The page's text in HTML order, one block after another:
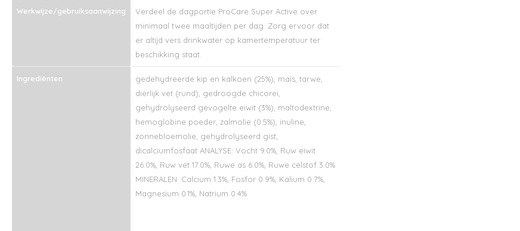
Werkwijze/gebruiksaanwijzing
Verdeel de dagportie ProCare Super Active over
minimaal twee maaltijden per dag. Zorg ervoor dat
er altijd vers drinkwater op kamertemperatuur ter
beschikking staat.
Ingrediënten
gedehydreerde kip en kalkoen (25%), maïs, tarwe,
dierlijk vet (rund), gedroogde chicorei,
gehydrolyseerd gevogelte eiwit (3%), maltodextrine,
hemoglobine poeder, zalmolie (0.5%), inuline,
zonnebloemolie, gehydrolyseerd gist,
dicalciumfosfaat ANALYSE: Vocht 9.0%, Ruw eiwit
26.0%, Ruw vet 17.0%, Ruwe as 6.0%, Ruwe celstof 3.0%
MINERALEN: Calcium 1.3%, Fosfor 0.9%, Kalium 0.7%,
Magnesium 0.1%, Natrium 0.4%